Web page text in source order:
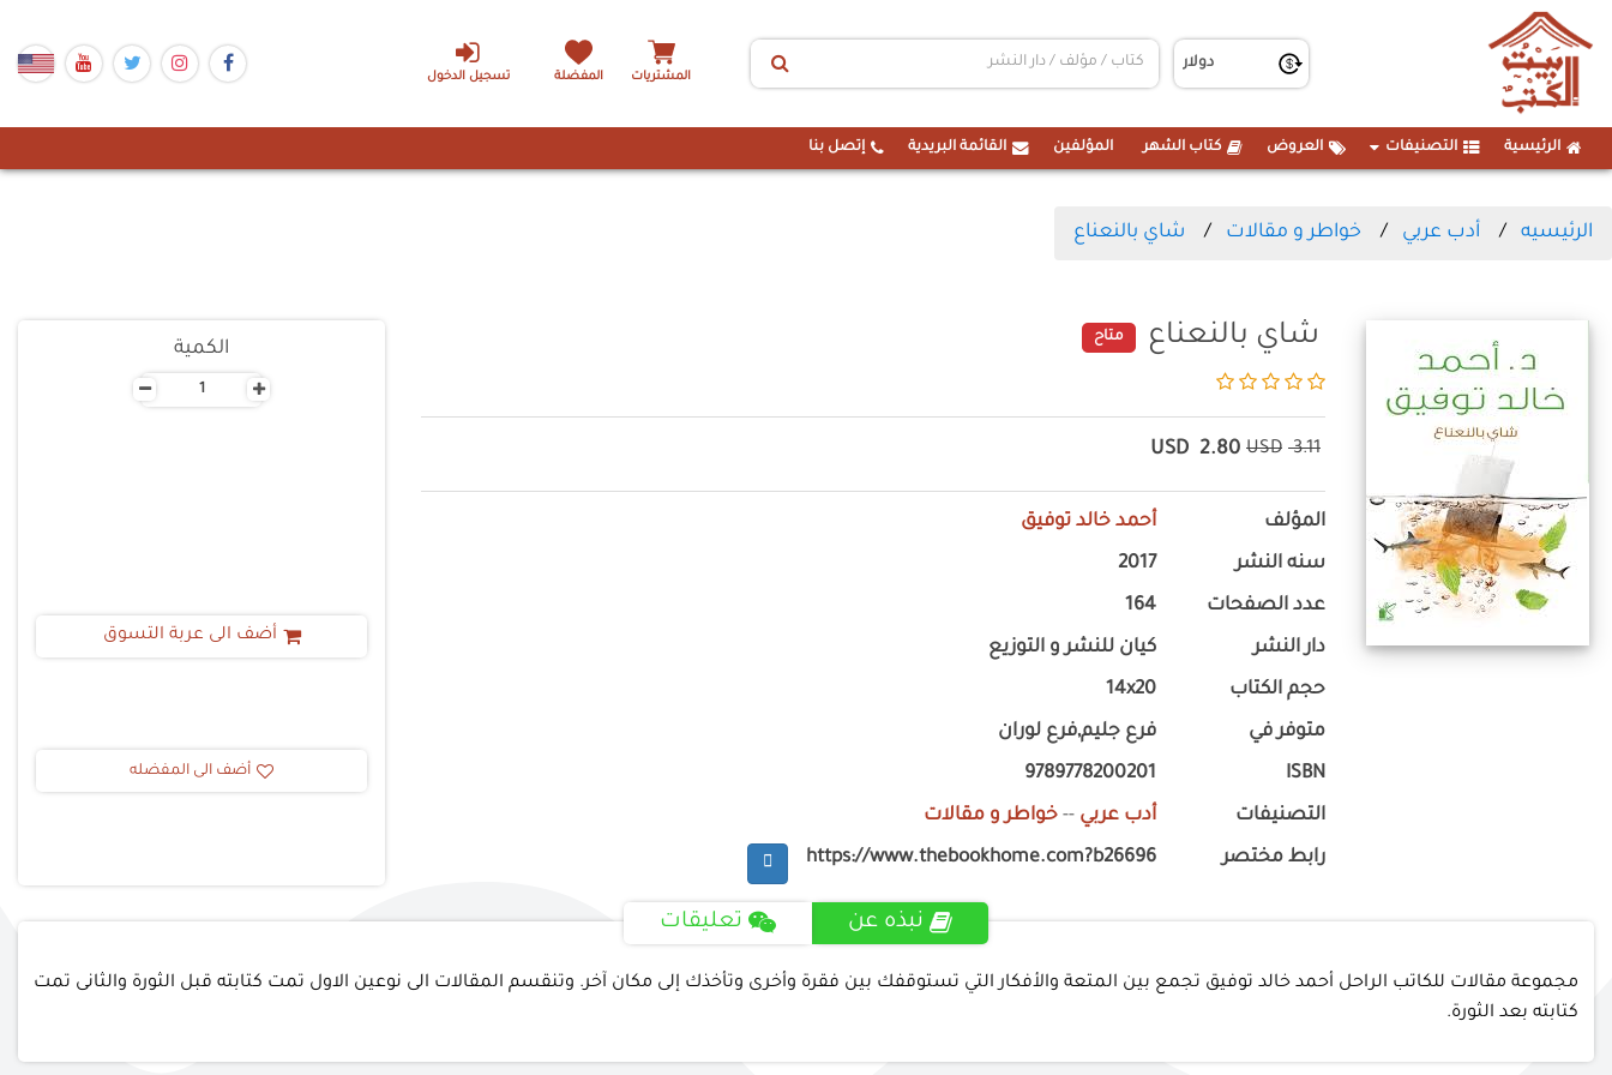
تسجيل الدخول المشتريات المفضلة
الرئيسية التصنيفات العروض كتاب الشهر المؤلفين القائمة البريدية إتصل بنا
الرئيسيه أدب عربي خواطر و مقالات شاي بالنعناع
شاي بالنعناع متاح
3.11
USD
2.80
USD
المؤلف أحمد خالد توفيق
سنه النشر 2017
عدد الصفحات 164
دار النشر كيان للنشر و التوزيع
حجم الكتاب 14x20
متوفر في فرع جليم,فرع لوران
ISBN
9789778200201
التصنيفات أدب عربي -- خواطر و مقالات
رابط مختصر https://www.thebookhome.com?b26696
الكمية
- +
أضف الى عربة التسوق
أضف الى المفضله
نبذه عن تعليقات
مجموعة مقالات للكاتب الراحل أحمد خالد توفيق تجمع بين المتعة والأفكار التي تستوقفك بين فقرة وأخرى وتأخذك إلى مكان آخر. وتنقسم المقالات الى نوعين الاول تمت كتابته قبل الثورة والثانى تمت
كتابته بعد الثورة.